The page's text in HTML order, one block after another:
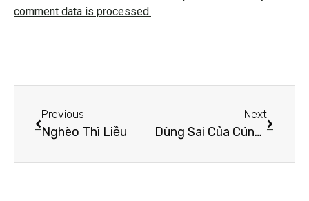
comment data is processed.
Previous
Nghèo Thì Liều
Next
Dùng Sai Của Cúng Dường